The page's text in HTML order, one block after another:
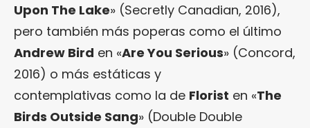
Upon The Lake» (Secretly Canadian, 2016),
pero también más poperas como el último
Andrew Bird en «Are You Serious» (Concord,
2016) o más estáticas y
contemplativas como la de Florist en «The
Birds Outside Sang» (Double Double